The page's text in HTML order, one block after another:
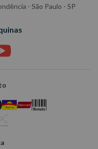
- São Paulo - SP